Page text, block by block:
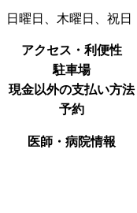
日曜日、木曜日、祝日
アクセス・利便性
駐車場
現金以外の支払い方法
予約
医師・病院情報